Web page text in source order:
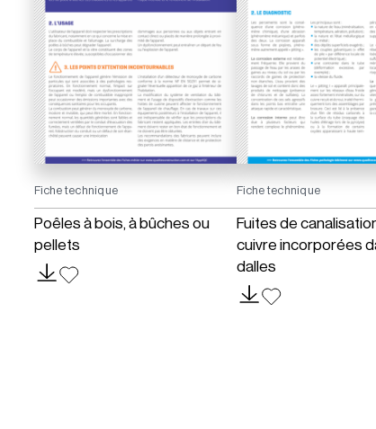
Fiche technique
Poêles à bois, à bûches ou
pellets
Fiche technique
Fuites de
cuivre incorporées
dalles